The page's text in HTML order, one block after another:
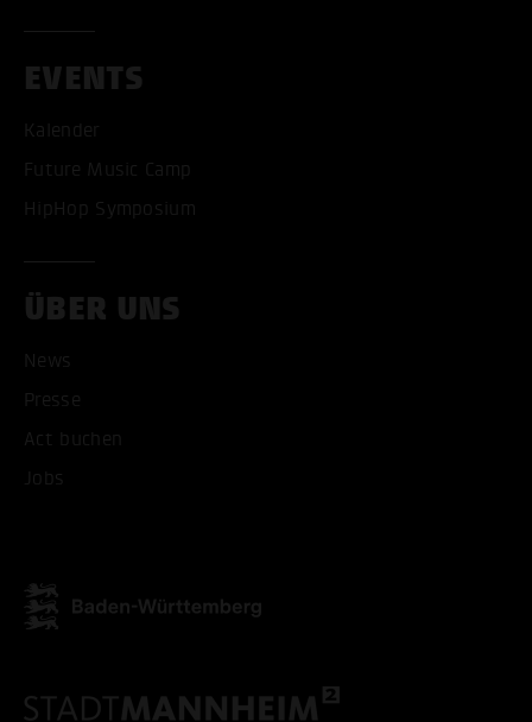
EVENTS
Kalender
Future Music Camp
HipHop Symposium
ÜBER UNS
News
Presse
Act buchen
Jobs